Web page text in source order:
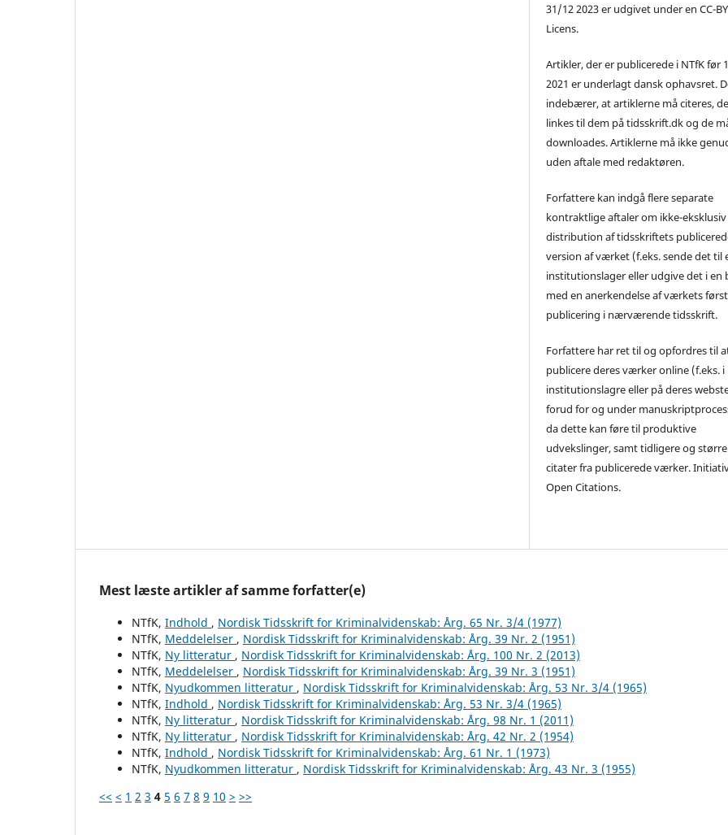
31/12 2023 er udgivet under en CC-
Licens.
Artikler, der er publicerede i NTfK før
2021 er underlagt dansk ophavsret.
indebærer, at artiklerne må citeres,
linkes til dem på tidsskrift.dk og de
downloades. Artiklerne må ikke
uden aftale med redaktøren.
Forfattere kan indgå flere separate
kontraktlige aftaler om ikke-eksklusiv
distribution af tidsskriftets
version af værket (f.eks. sende det til
institutionslager eller udgive det i en
med en anerkendelse af værkets
publicering i nærværende tidsskrift.
Forfattere har ret til og opfordres til
publicere deres værker online (f.eks. i
institutionslagre eller på deres
forud for og under
da dette kan føre til produktive
udvekslinger, samt tidligere og større
citater fra publicerede værker.
Open Citations.
Mest læste artikler af samme forfatter(e)
NTfK, Indhold , Nordisk Tidsskrift for Kriminalvidenskab: Årg. 65 Nr. 3/4 (1977)
NTfK, Meddelelser , Nordisk Tidsskrift for Kriminalvidenskab: Årg. 39 Nr. 2 (1951)
NTfK, Ny litteratur , Nordisk Tidsskrift for Kriminalvidenskab: Årg. 100 Nr. 2 (2013)
NTfK, Meddelelser , Nordisk Tidsskrift for Kriminalvidenskab: Årg. 39 Nr. 3 (1951)
NTfK, Nyudkommen litteratur , Nordisk Tidsskrift for Kriminalvidenskab: Årg. 53 Nr. 3/4 (1965)
NTfK, Indhold , Nordisk Tidsskrift for Kriminalvidenskab: Årg. 53 Nr. 3/4 (1965)
NTfK, Ny litteratur , Nordisk Tidsskrift for Kriminalvidenskab: Årg. 98 Nr. 1 (2011)
NTfK, Ny litteratur , Nordisk Tidsskrift for Kriminalvidenskab: Årg. 42 Nr. 2 (1954)
NTfK, Indhold , Nordisk Tidsskrift for Kriminalvidenskab: Årg. 61 Nr. 1 (1973)
NTfK, Nyudkommen litteratur , Nordisk Tidsskrift for Kriminalvidenskab: Årg. 43 Nr. 3 (1955)
<< < 1 2 3 4 5 6 7 8 9 10 > >>